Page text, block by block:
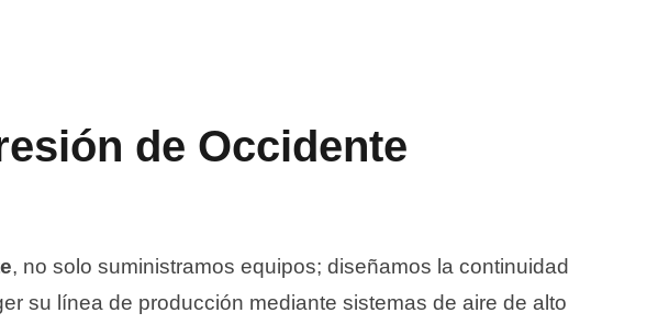
de Occidente
, no solo suministramos equipos; diseñamos la continuidad
su línea de producción mediante sistemas de aire de alto